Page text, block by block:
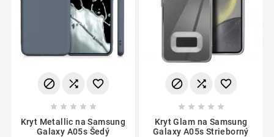
  
    
Kryt Metallic na Samsung
Galaxy A05s Šedý
  
    
Kryt Glam na Samsung
Galaxy A05s Strieborný